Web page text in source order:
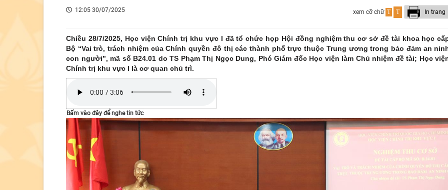
12:05 30/07/2025 xem cỡ chữ T T In trang
Chiều 28/7/2025, Học viện Chính trị khu vực I đã tổ chức họp Hội đồng nghiệm thu cơ sở đề tài khoa học
Bộ “Vai trò, trách nhiệm của Chính quyền đô thị các thành phố trực thuộc Trung ương trong bảo đảm an
con người”, mã số B24.01 do TS Phạm Thị Ngọc Dung, Phó Giám đốc Học viện làm Chủ nhiệm đề tài; Học
Chính trị khu vực I là cơ quan chủ trì.
Bấm vào đây để nghe tin tức